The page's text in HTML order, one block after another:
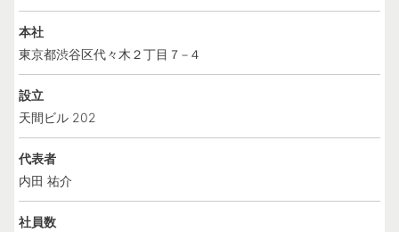
本社
東京都渋谷区代々木２丁目７−４
設立
天間ビル 202
代表者
内田 祐介
社員数